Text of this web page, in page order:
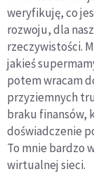
weryfikuję, co
rozwoju, dla
rzeczywistości.
jakieś
potem wracam
przyziemnych
braku finansów,
doświadczenie
To mnie bardzo
wirtualnej sieci.